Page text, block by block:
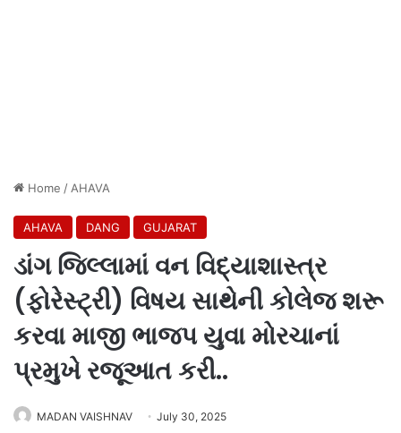
Home / AHAVA
AHAVA DANG GUJARAT
ડાંગ જિલ્લામાં વન વિદ્યાશાસ્ત્ર
(ફોરેસ્ટ્રી) વિષય સાથેની કોલેજ શરૂ
કરવા માજી ભાજપ યુવા મોરચાનાં
પ્રમુખે રજૂઆત કરી..
MADAN VAISHNAV July 30, 2025